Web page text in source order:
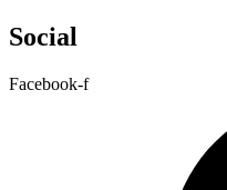
Social
Facebook-f